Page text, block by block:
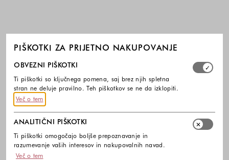
PIŠKOTKI ZA PRIJETNO NAKUPOVANJE
Izberite, katere skupine piškotkov dovolite. Obvezni
OBVEZNI PIŠKOTKI
Ti piškotki so ključnega pomena, saj brez njih spletna
stran ne deluje pravilno. Teh piškotkov se ne da izklopiti.
Več o tem
ANALITIČNI PIŠKOTKI
Ti piškotki omogočajo boljše prepoznavanje in
razumevanje vaših interesov in nakupovalnih navad.
Več o tem